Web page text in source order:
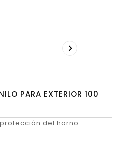

PARA EXTERIOR 100
del horno.